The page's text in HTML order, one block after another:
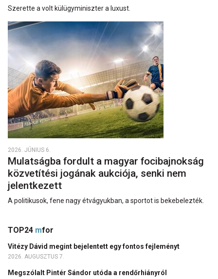
Szerette a volt külügyminiszter a luxust.
2026. JÚNIUS 6.
Mulatságba fordult a magyar focibajnokság
közvetítési jogának aukciója, senki nem
jelentkezett
A politikusok, fene nagy étvágyukban, a sportot is bekebelezték.
TOP24 mfor
Vitézy Dávid megint bejelentett egy fontos fejleményt
2026. AUGUSZTUS 7.
Megszólalt Pintér Sándor utóda a rendőrhiányról